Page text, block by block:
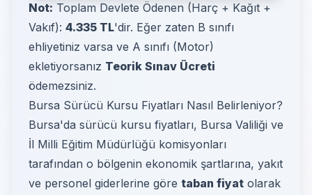
Not: Toplam Devlete Ödenen (Harç + Kağıt +
Vakıf): 4.335 TL'dir. Eğer zaten B sınıfı
ehliyetiniz varsa ve A sınıfı (Motor)
ekletiyorsanız Teorik Sınav Ücreti
ödemezsiniz.
Bursa Sürücü Kursu Fiyatları Nasıl Belirleniyor?
Bursa'da sürücü kursu fiyatları, Bursa Valiliği ve
İl Milli Eğitim Müdürlüğü komisyonları
tarafından o bölgenin ekonomik şartlarına, yakıt
ve personel giderlerine göre taban fiyat olarak